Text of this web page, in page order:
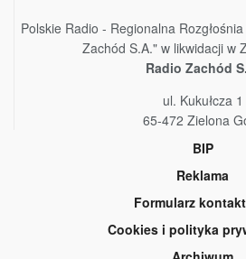
Polskie Radio - Regionalna
Zachód S.A." w likwidacji w
Radio Zachód
ul. Kukułcza 1
65-472 Zielona
BIP
Reklama
Formularz
Cookies i polityka